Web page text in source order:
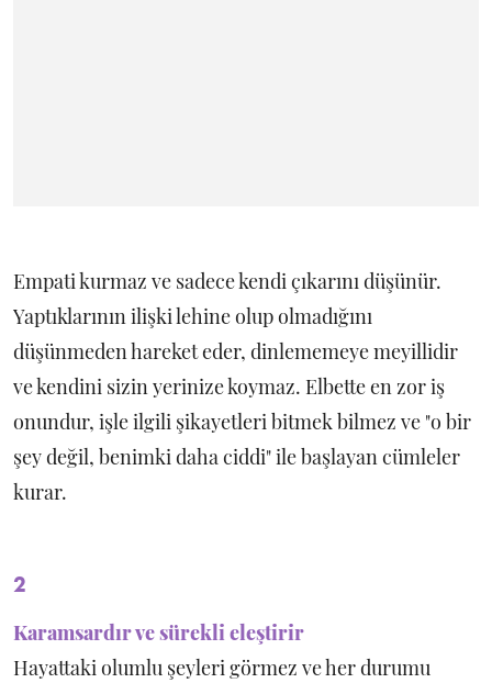
Empati kurmaz ve sadece kendi çıkarını düşünür.
Yaptıklarının ilişki lehine olup olmadığını
düşünmeden hareket eder, dinlememeye meyillidir
ve kendini sizin yerinize koymaz. Elbette en zor iş
onundur, işle ilgili şikayetleri bitmek bilmez ve "o bir
şey değil, benimki daha ciddi" ile başlayan cümleler
kurar.
2
Karamsardır ve sürekli eleştirir
Hayattaki olumlu şeyleri görmez ve her durumu